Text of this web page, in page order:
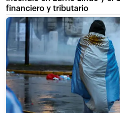
financiero y tributario